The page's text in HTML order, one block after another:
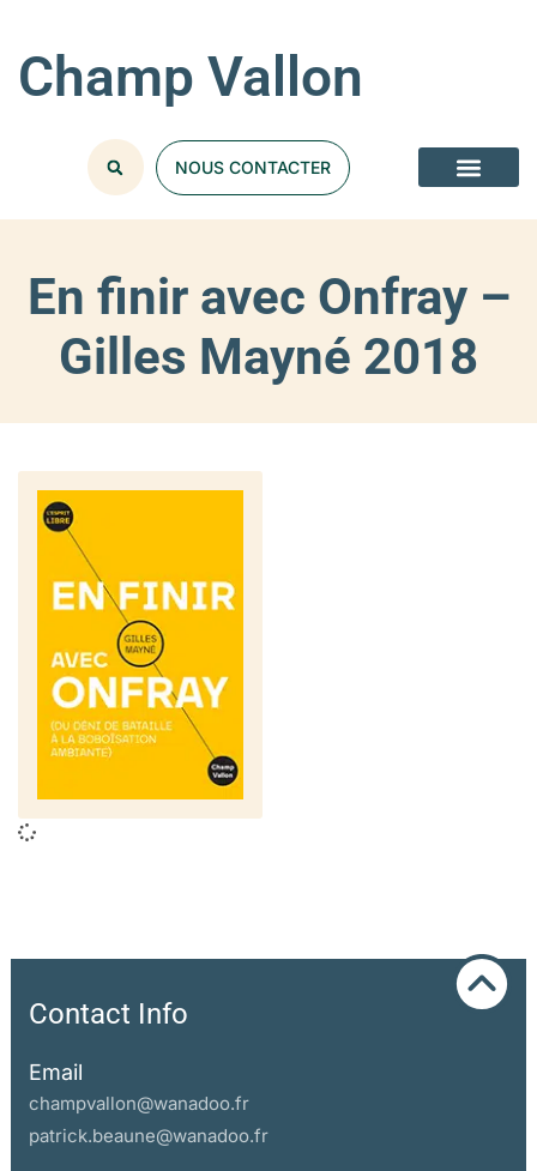
Champ Vallon
NOUS CONTACTER
En finir avec Onfray –
Gilles Mayné 2018
Contact Info
Email
champvallon@wanadoo.fr
patrick.beaune@wanadoo.fr